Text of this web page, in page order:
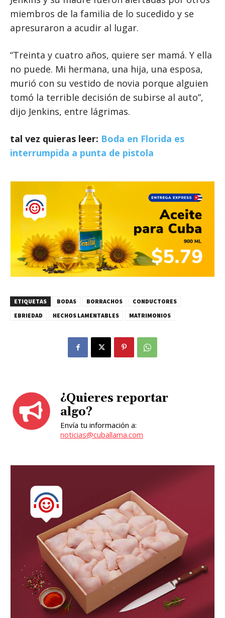
miembros de la familia de lo sucedido y se
apresuraron a acudir al lugar.
“Treinta y cuatro años, quiere ser mamá. Y ella
no puede. Mi hermana, una hija, una esposa,
murió con su vestido de novia porque alguien
tomó la terrible decisión de subirse al auto”,
dijo Jenkins, entre lágrimas.
tal vez quieras leer: Boda en Florida es
interrumpida a punta de pistola
ETIQUETAS BODAS BORRACHOS
CONDUCTORES
EBRIEDAD
HECHOS LAMENTABLES MATRIMONIOS
¿Quieres reportar
algo?
Envía tu información a:
noticias@cuballama.com